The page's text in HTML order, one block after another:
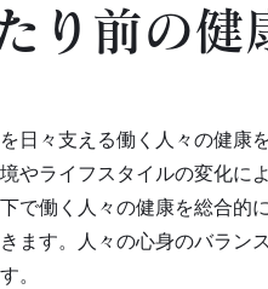
り前の健
日々支える働く人々の健康
やライフスタイルの変化に
で働く人々の健康を総合
ます。人々の心身のバラン
。